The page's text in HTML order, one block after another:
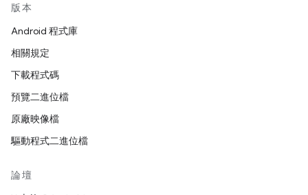
版本
Android 程式庫
相關規定
下載程式碼
預覽二進位檔
原廠映像檔
驅動程式二進位檔
論壇